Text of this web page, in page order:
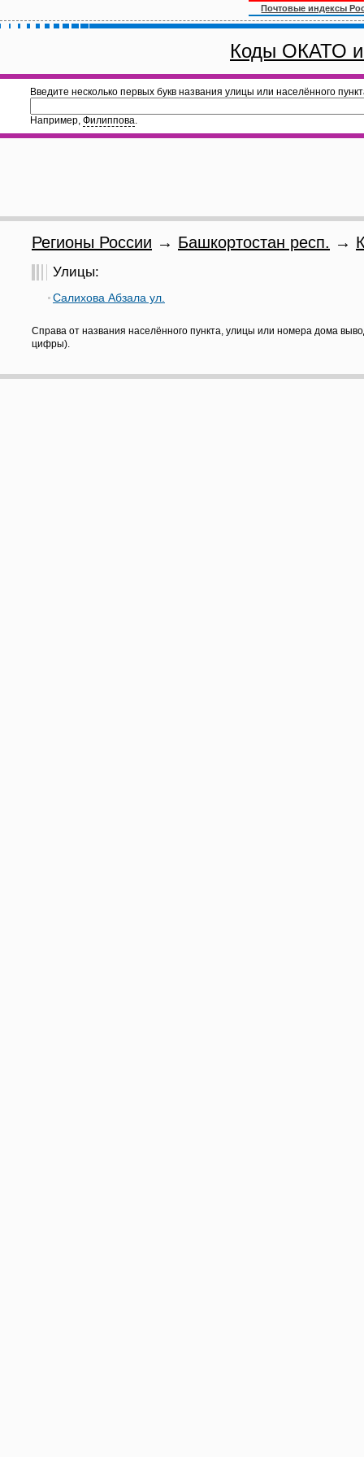
Почтовые индексы
Коды ОКАТО
Введите несколько первых букв названия улицы или населённого
Например, Филиппова.
Регионы России → Башкортостан респ. →
Улицы:
Салихова Абзала ул.
Справа от названия населённого пункта, улицы или номера дома
цифры).